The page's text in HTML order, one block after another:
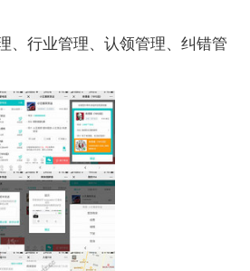
、行业管理、认领管理、纠错管